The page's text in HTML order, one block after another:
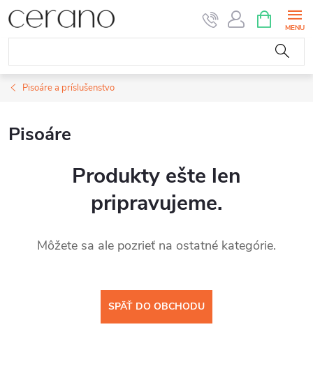
Prejsť
na
obsah
KOŠÍK
Pisoáre a príslušenstvo
Pisoáre
Produkty ešte len
pripravujeme.
Môžete sa ale pozrieť na ostatné kategórie.
SPÄŤ DO OBCHODU